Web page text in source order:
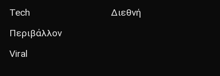
Tech
Περιβάλλον
Viral
Διεθνή